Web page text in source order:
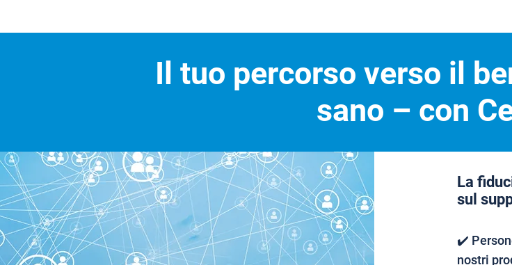
Il tuo percorso verso il
sano – con
La
sul
✔️
nostri